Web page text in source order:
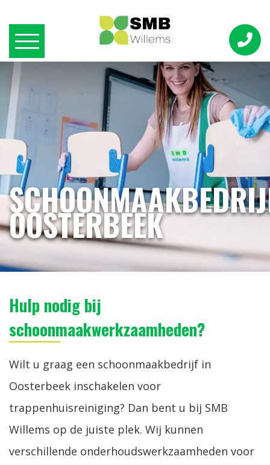
OOSTERBEEK
Hulp nodig bij
schoonmaakwerkzaamheden?
Wilt u graag een schoonmaakbedrijf in
Oosterbeek inschakelen voor
trappenhuisreiniging? Dan bent u bij SMB
Willems op de juiste plek. Wij kunnen
verschillende onderhoudswerkzaamheden voor